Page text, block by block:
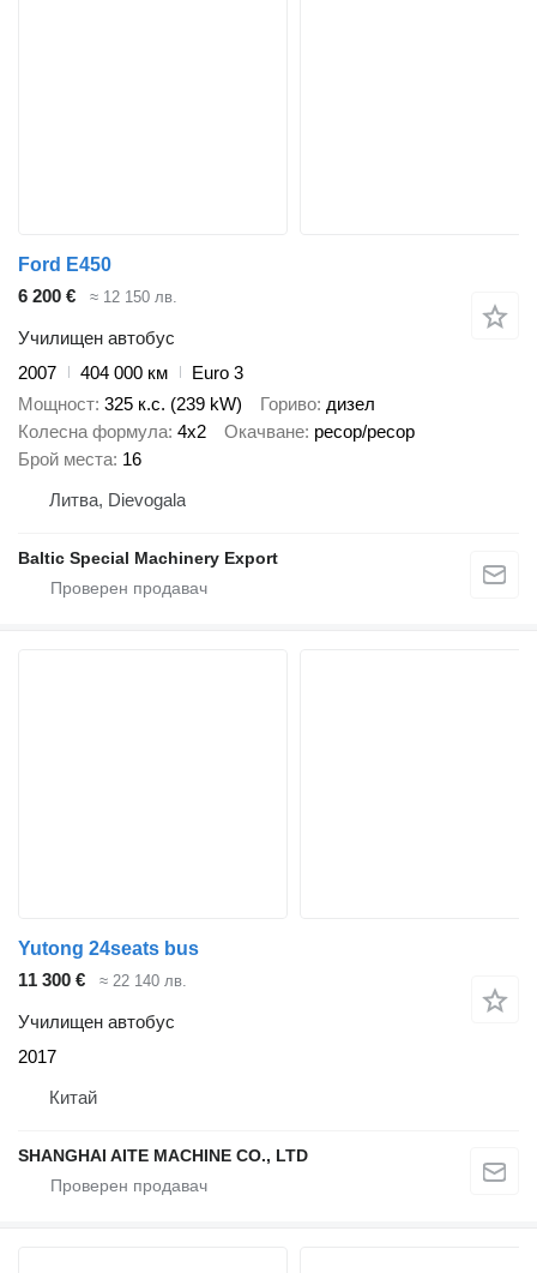
Ford E450
6 200 €
≈ 12 150 лв.
Училищен автобус
2007
404 000 км
Euro 3
Мощност 325 к.с. (239 kW) Гориво дизел
Колесна формула 4x2 Окачване ресор/ресор
Брой места 16
Литва, Dievogala
Baltic Special Machinery Export
Yutong 24seats bus
11 300 €
≈ 22 140 лв.
Училищен автобус
2017
Китай
SHANGHAI AITE MACHINE CO., LTD